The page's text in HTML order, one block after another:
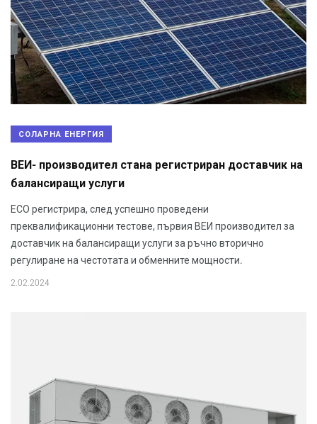
СОЛАРНА ЕНЕРГИЯ
ВЕИ- производител стана регистриран доставчик на
балансиращи услуги
ЕСО регистрира, след успешно проведени
преквалификационни тестове, първия ВЕИ производител за
доставчик на балансиращи услуги за ръчно вторично
регулиране на честотата и обменните мощности.
2.02.2024